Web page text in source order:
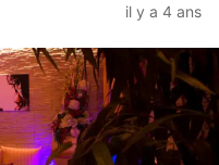
il y a 4 ans